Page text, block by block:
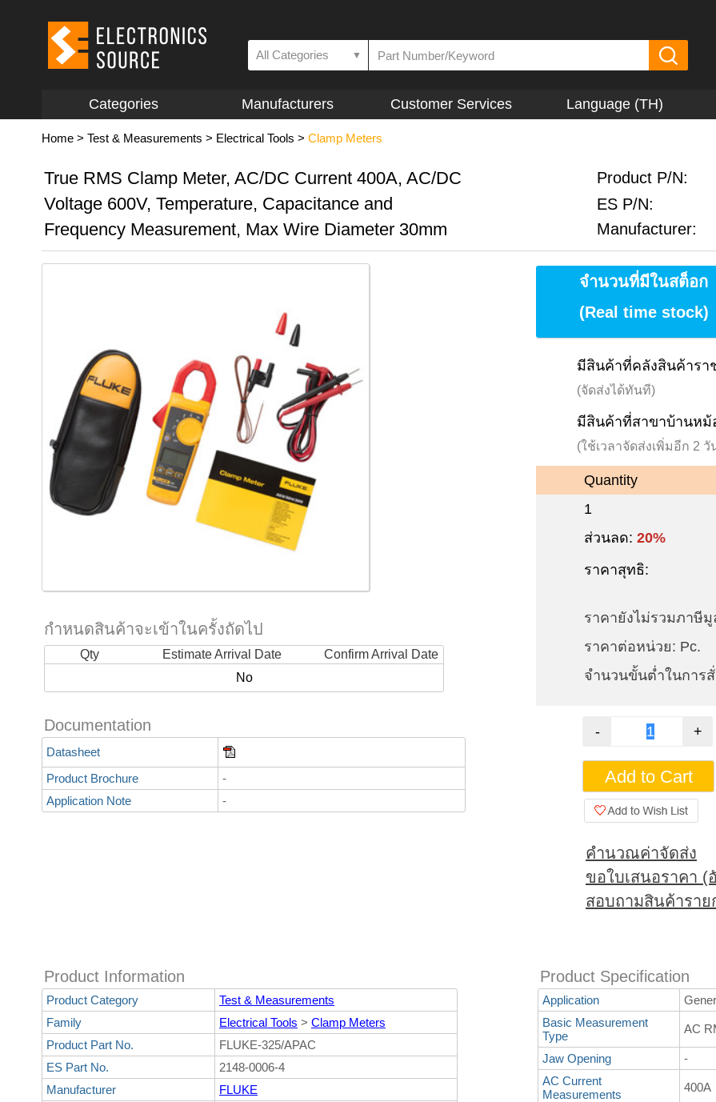
All Categories ▼
Categories Manufacturers Customer Services Language (TH)
Home > Test & Measurements > Electrical Tools > Clamp Meters
True RMS Clamp Meter, AC/DC Current 400A, AC/DC Product P/N:
Voltage 600V, Temperature, Capacitance and ES P/N:
Frequency Measurement, Max Wire Diameter 30mm Manufacturer:
กำหนดสินค้าจะเข้าในครั้งถัดไป
Qty Estimate Arrival Date
Confirm Arrival Date
No
Documentation
Datasheet
Product Brochure
-
Application Note
-
จำนวนที่มีในสต็อก
(Real time stock)
มีสินค้าที่คลังสินค้ารา
(จัดส่งได้ทันที)
มีสินค้าที่สาขาบ้านหม้
(ใช้เวลาจัดส่งเพิ่มอีก 2
Quantity
1
ส่วนลด: 20%
ราคาสุทธิ:
ราคายังไม่รวมภาษีมู
ราคาต่อหน่วย: Pc.
จำนวนขั้นต่ำในการ
คำนวณค่าจัดส่ง
ขอใบเสนอราคา (
สอบถามสินค้าราย
Product Information
Product Category
Test & Measurements
Family
Electrical Tools > Clamp Meters
Product Part No.
FLUKE-325/APAC
ES Part No.
2148-0006-4
Manufacturer
FLUKE
Product Specification
Application
Basic Measurement
Type
AC
Jaw Opening
-
AC Current
Measurements
400A